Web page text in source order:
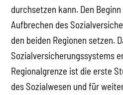
durchsetzen kann. Den
Aufbrechen des
den beiden Regionen setzen.
Sozialversicherungssystems
Regionalgrenze ist die erste
des Sozialwesen und für